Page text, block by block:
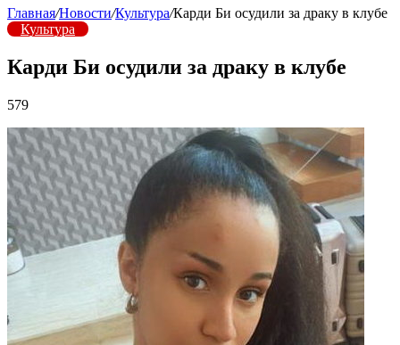
Главная/Новости/Культура/Карди Би осудили за драку в клубе
Культура
Карди Би осудили за драку в клубе
579